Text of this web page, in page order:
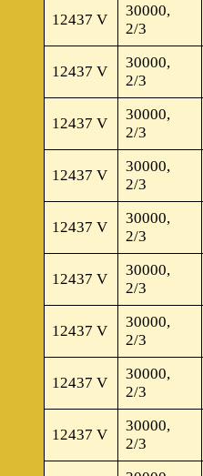
12437 V
30000,
2/3
12437 V
30000,
2/3
12437 V
30000,
2/3
12437 V
30000,
2/3
12437 V
30000,
2/3
12437 V
30000,
2/3
12437 V
30000,
2/3
12437 V
30000,
2/3
12437 V
30000,
2/3